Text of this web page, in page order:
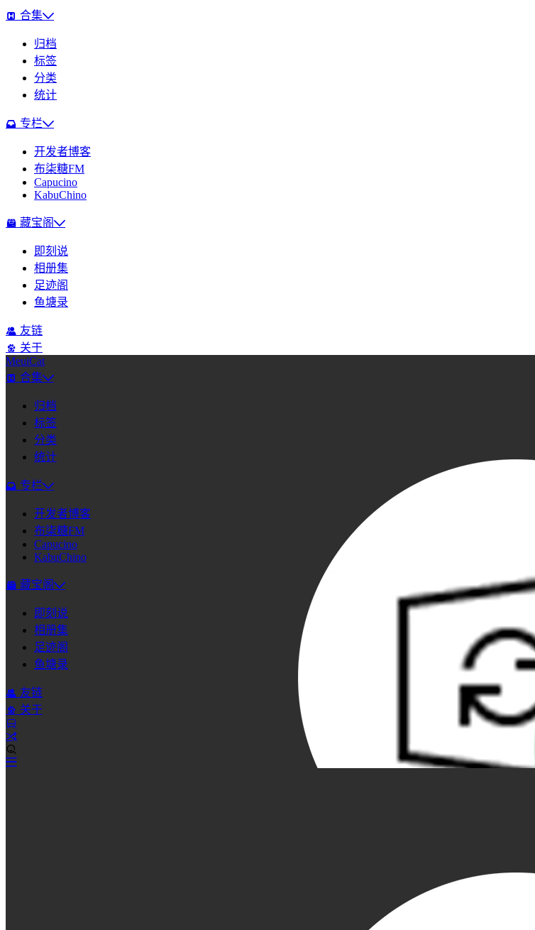
合集
归档
标签
分类
统计
专栏
开发者博客
布柒糖FM
Capucino
KabuChino
藏宝阁
即刻说
相册集
足迹阁
鱼塘录
友链
关于
MeuiCat
合集
归档
标签
分类
统计
专栏
开发者博客
布柒糖FM
Capucino
KabuChino
藏宝阁
即刻说
相册集
足迹阁
鱼塘录
友链
关于